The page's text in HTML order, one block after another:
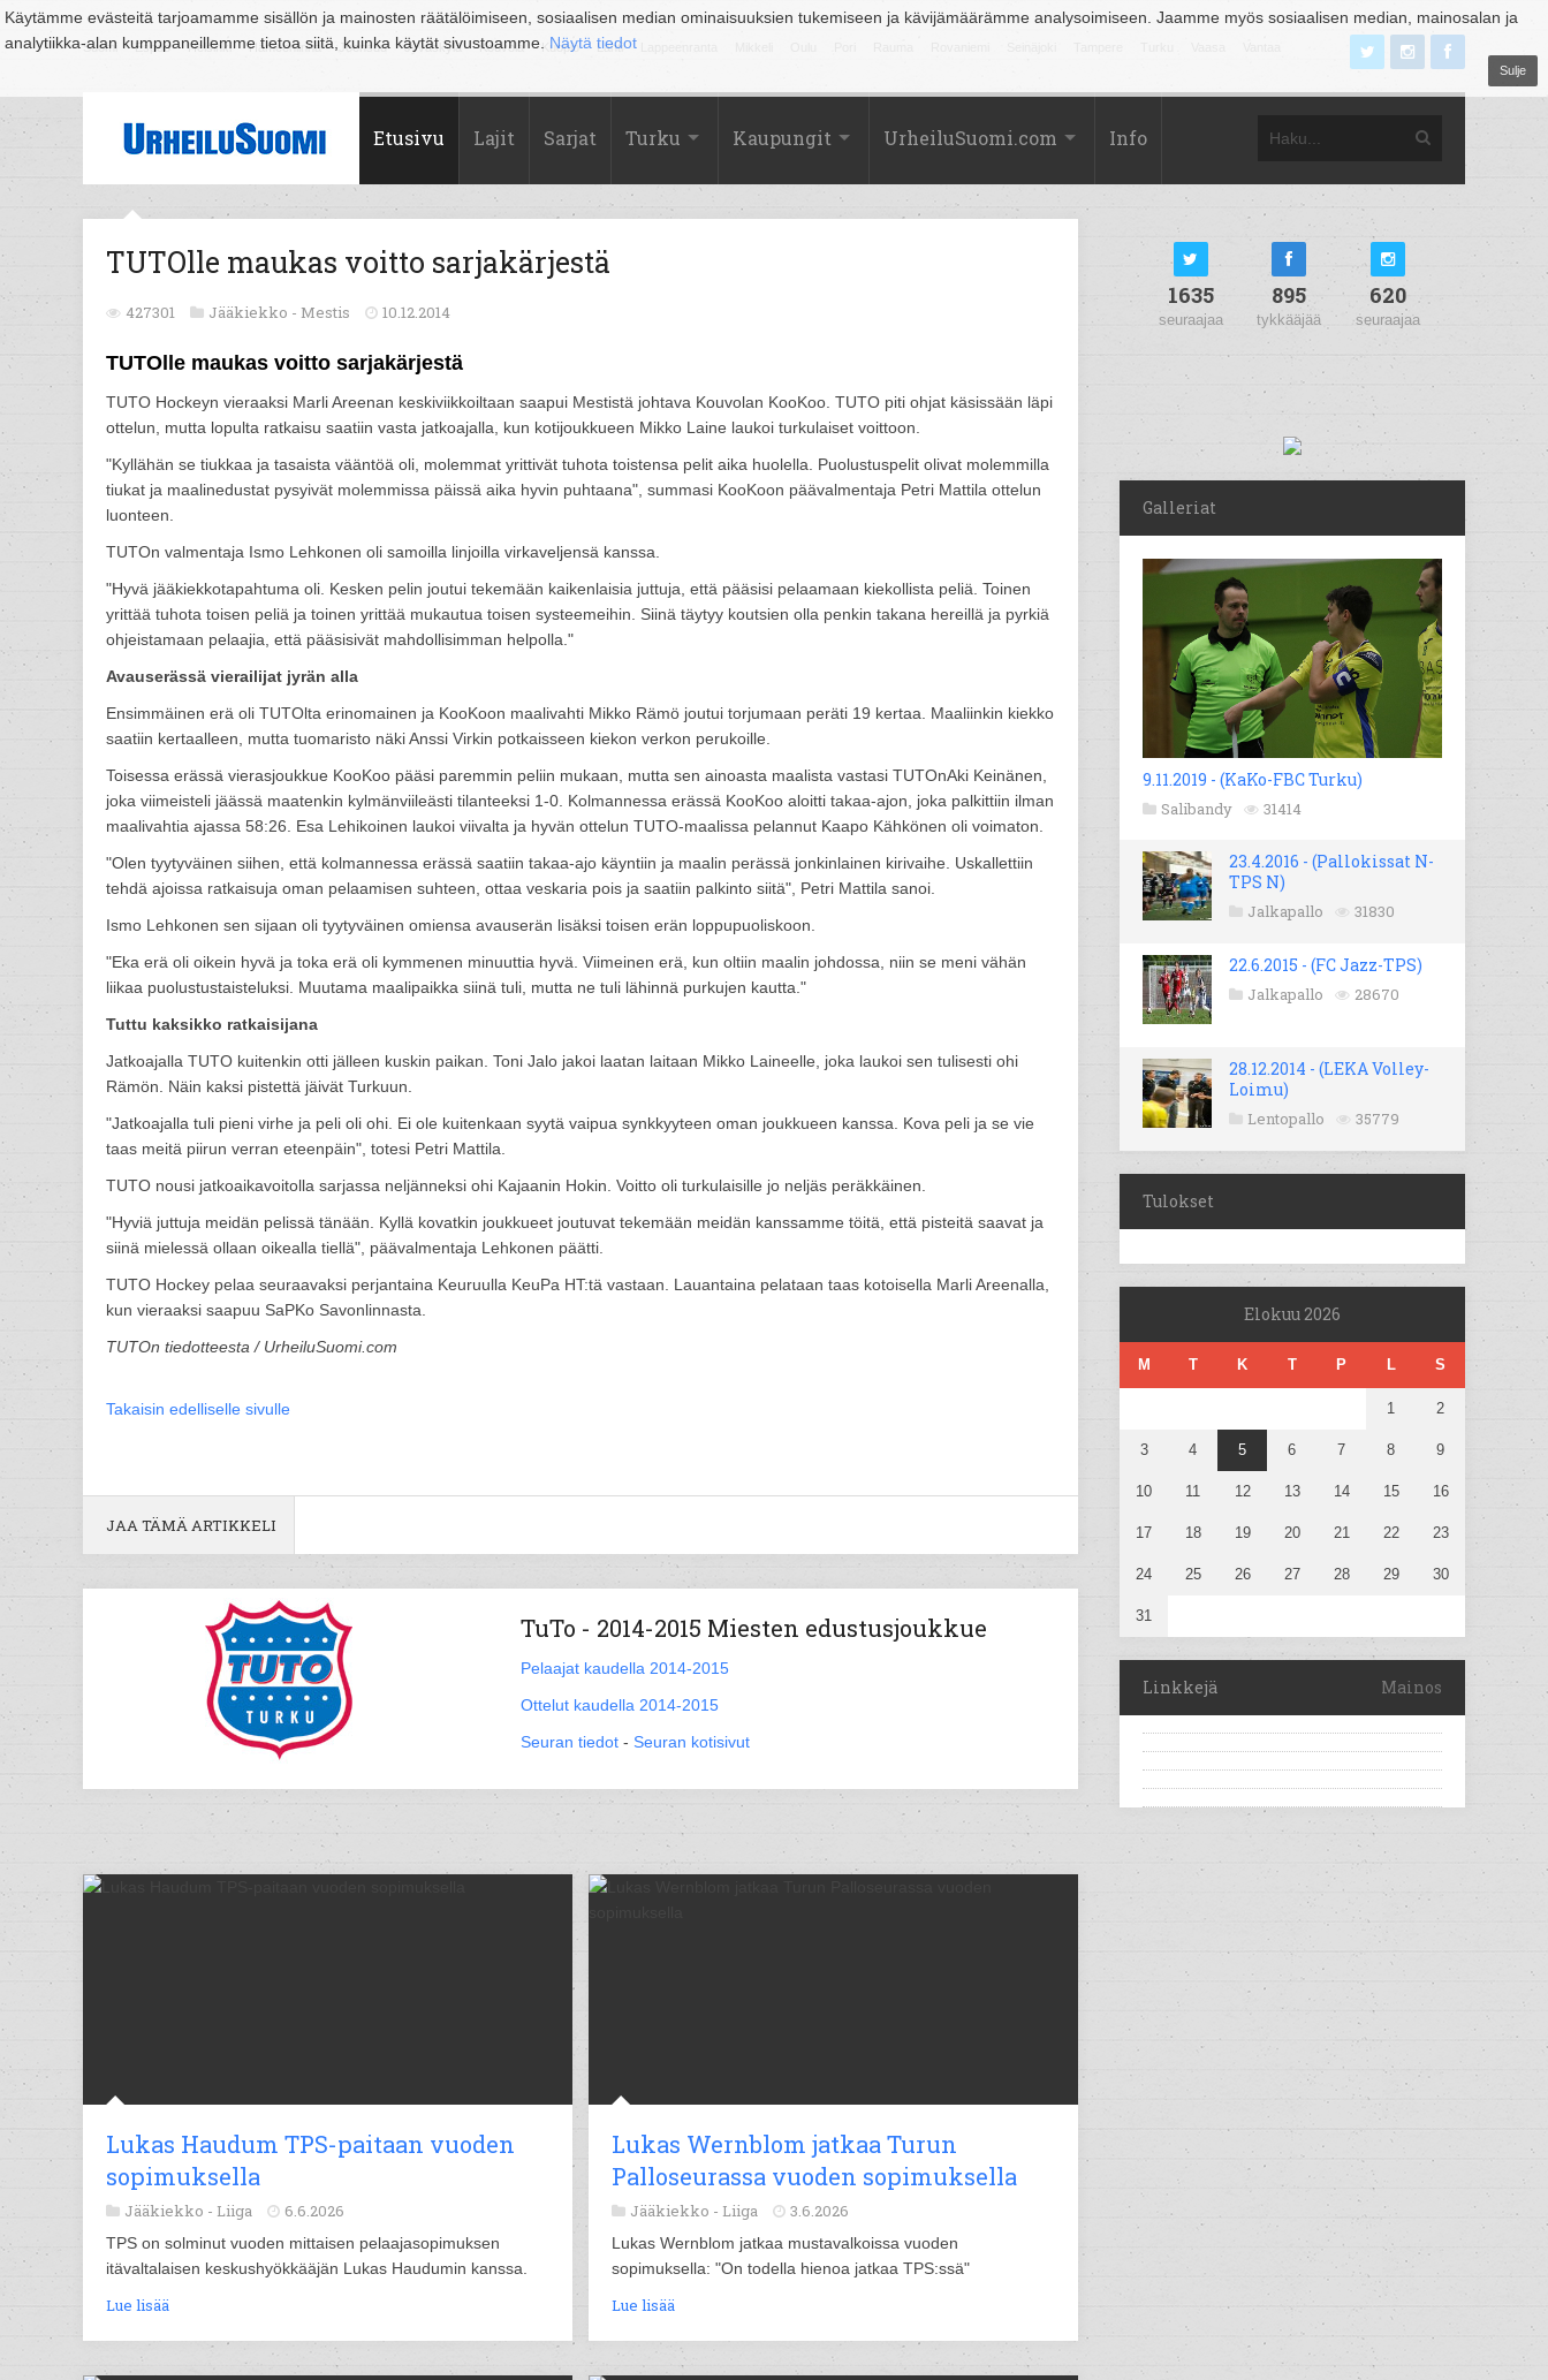
Käytämme evästeitä tarjoamamme sisällön ja mainosten räätälöimiseen, sosiaalisen median ominaisuuksien tukemiseen ja kävijämäärämme analysoimiseen. Jaamme myös sosiaalisen median, mainosalan ja
analytiikka-alan kumppaneillemme tietoa siitä, kuinka käytät sivustoamme. Näytä tiedot
Sulje
Suomi Espoo Helsinki Hämeenlinna Joensuu Jyväskylä Kouvola Kuopio Lahti
Etusivu Lajit Sarjat Turku Kaupungit UrheiluSuomi.com Info
TUTOlle maukas voitto sarjakärjestä
427301 Jääkiekko - Mestis 10.12.2014
TUTOlle maukas voitto sarjakärjestä
TUTO Hockeyn vieraaksi Marli Areenan keskiviikkoiltaan saapui Mestistä johtava Kouvolan KooKoo. TUTO piti ohjat käsissään läpi
ottelun, mutta lopulta ratkaisu saatiin vasta jatkoajalla, kun kotijoukkueen Mikko Laine laukoi turkulaiset voittoon.
"Kyllähän se tiukkaa ja tasaista vääntöä oli, molemmat yrittivät tuhota toistensa pelit aika huolella. Puolustuspelit olivat molemmilla
tiukat ja maalinedustat pysyivät molemmissa päissä aika hyvin puhtaana", summasi KooKoon päävalmentaja Petri Mattila ottelun
luonteen.
TUTOn valmentaja Ismo Lehkonen oli samoilla linjoilla virkaveljensä kanssa.
"Hyvä jääkiekkotapahtuma oli. Kesken pelin joutui tekemään kaikenlaisia juttuja, että pääsisi pelaamaan kiekollista peliä. Toinen
yrittää tuhota toisen peliä ja toinen yrittää mukautua toisen systeemeihin. Siinä täytyy koutsien olla penkin takana hereillä ja pyrkiä
ohjeistamaan pelaajia, että pääsisivät mahdollisimman helpolla."
Avauserässä vierailijat jyrän alla
Ensimmäinen erä oli TUTOlta erinomainen ja KooKoon maalivahti Mikko Rämö joutui torjumaan peräti 19 kertaa. Maaliinkin kiekko
saatiin kertaalleen, mutta tuomaristo näki Anssi Virkin potkaisseen kiekon verkon perukoille.
Toisessa erässä vierasjoukkue KooKoo pääsi paremmin peliin mukaan, mutta sen ainoasta maalista vastasi TUTOnAki Keinänen,
joka viimeisteli jäässä maatenkin kylmänviileästi tilanteeksi 1-0. Kolmannessa erässä KooKoo aloitti takaa-ajon, joka palkittiin ilman
maalivahtia ajassa 58:26. Esa Lehikoinen laukoi viivalta ja hyvän ottelun TUTO-maalissa pelannut Kaapo Kähkönen oli voimaton.
"Olen tyytyväinen siihen, että kolmannessa erässä saatiin takaa-ajo käyntiin ja maalin perässä jonkinlainen kirivaihe. Uskallettiin
tehdä ajoissa ratkaisuja oman pelaamisen suhteen, ottaa veskaria pois ja saatiin palkinto siitä", Petri Mattila sanoi.
Ismo Lehkonen sen sijaan oli tyytyväinen omiensa avauserän lisäksi toisen erän loppupuoliskoon.
"Eka erä oli oikein hyvä ja toka erä oli kymmenen minuuttia hyvä. Viimeinen erä, kun oltiin maalin johdossa, niin se meni vähän
liikaa puolustustaisteluksi. Muutama maalipaikka siinä tuli, mutta ne tuli lähinnä purkujen kautta."
Tuttu kaksikko ratkaisijana
Jatkoajalla TUTO kuitenkin otti jälleen kuskin paikan. Toni Jalo jakoi laatan laitaan Mikko Laineelle, joka laukoi sen tulisesti ohi
Rämön. Näin kaksi pistettä jäivät Turkuun.
"Jatkoajalla tuli pieni virhe ja peli oli ohi. Ei ole kuitenkaan syytä vaipua synkkyyteen oman joukkueen kanssa. Kova peli ja se vie
taas meitä piirun verran eteenpäin", totesi Petri Mattila.
TUTO nousi jatkoaikavoitolla sarjassa neljänneksi ohi Kajaanin Hokin. Voitto oli turkulaisille jo neljäs peräkkäinen.
"Hyviä juttuja meidän pelissä tänään. Kyllä kovatkin joukkueet joutuvat tekemään meidän kanssamme töitä, että pisteitä saavat ja
siinä mielessä ollaan oikealla tiellä", päävalmentaja Lehkonen päätti.
TUTO Hockey pelaa seuraavaksi perjantaina Keuruulla KeuPa HT:tä vastaan. Lauantaina pelataan taas kotoisella Marli Areenalla,
kun vieraaksi saapuu SaPKo Savonlinnasta.
TUTOn tiedotteesta / UrheiluSuomi.com
Takaisin edelliselle sivulle
JAA TÄMÄ ARTIKKELI
TuTo - 2014-2015 Miesten edustusjoukkue
Pelaajat kaudella 2014-2015
Ottelut kaudella 2014-2015
Seuran tiedot - Seuran kotisivut
Lukas Haudum TPS-paitaan vuoden
sopimuksella
Jääkiekko - Liiga 6.6.2026
TPS on solminut vuoden mittaisen pelaajasopimuksen
itävaltalaisen keskushyökkääjän Lukas Haudumin kanssa.
Lue lisää
Lukas Wernblom jatkaa Turun
Palloseurassa vuoden sopimuksella
Jääkiekko - Liiga 3.6.2026
Lukas Wernblom jatkaa mustavalkoissa vuoden
sopimuksella: "On todella hienoa jatkaa TPS:ssä"
Lue lisää
1635
seuraajaa
895
tykkääjää
620
seuraajaa
Galleriat
9.11.2019 - (KaKo-FBC Turku)
Salibandy 31414
23.4.2016 - (Pallokissat N-
TPS N)
Jalkapallo 31830
22.6.2015 - (FC Jazz-TPS)
Jalkapallo 28670
28.12.2014 - (LEKA Volley-
Loimu)
Lentopallo 35779
Tulokset
Elokuu 2026
M T K T P L S
1 2
3 4 5 6 7 8 9
10 11 12 13 14 15 16
17 18 19 20 21 22 23
24 25 26 27 28 29 30
31
Linkkejä Mainos